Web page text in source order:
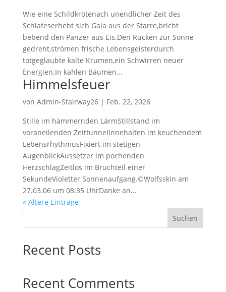
Wie eine Schildkrötenach unendlicher Zeit des
Schlafeserhebt sich Gaia aus der Starre,bricht
bebend den Panzer aus Eis.Den Rücken zur Sonne
gedreht,strömen frische Lebensgeisterdurch
totgeglaubte kalte Krumen,ein Schwirren neuer
Energien.In kahlen Bäumen...
Himmelsfeuer
von Admin-Stairway26| Feb. 22, 2026
Stille im hämmernden LärmStillstand im
voraneilenden ZeittunnelInnehalten im keuchendem
LebensrhythmusFixiert im stetigen
AugenblickAussetzer im pochenden
HerzschlagZeitlos im Bruchteil einer
SekundeVioletter Sonnenaufgang.©Wolfsskin am
27.03.06 um 08:35 UhrDanke an...
« Ältere Einträge
Suchen
Recent Posts
Recent Comments